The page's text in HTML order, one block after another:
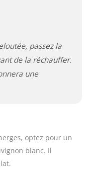
passez la
de la réchauffer.
une
optez pour un
blanc. Il